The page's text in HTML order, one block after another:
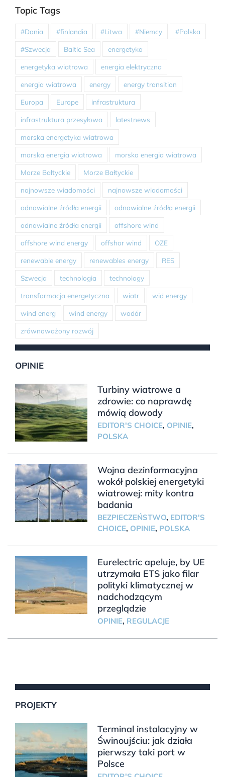
Topic Tags
#Dania #finlandia #Litwa #Niemcy #Polska
#Szwecja Baltic Sea energetyka
energetyka wiatrowa energia elektryczna
energia wiatrowa energy energy transition
Europa Europe infrastruktura
infrastruktura przesyłowa latestnews
morska energetyka wiatrowa
morska energia wiatrowa morska energia wiatrowa
Morze Bałtyckie Morze Bałtyckie
najnowsze wiadomości najnowsze wiadomości
odnawialne źródła energii odnawialne źródła energii
odnawialne źródła energii offshore wind
offshore wind energy offshor wind OZE
renewable energy renewables energy RES
Szwecja technologia technology
transformacja energetyczna wiatr wid energy
wind energ wind energy wodór
zrównoważony rozwój
OPINIE
Turbiny wiatrowe a
zdrowie: co naprawdę
mówią dowody
EDITOR'S CHOICE, OPINIE,
POLSKA
Wojna dezinformacyjna
wokół polskiej energetyki
wiatrowej: mity kontra
badania
BEZPIECZEŃSTWO, EDITOR'S
CHOICE, OPINIE, POLSKA
Eurelectric apeluje, by UE
utrzymała ETS jako filar
polityki klimatycznej w
nadchodzącym
przeglądzie
OPINIE, REGULACJE
PROJEKTY
Terminal instalacyjny w
Świnoujściu: jak działa
pierwszy taki port w
Polsce